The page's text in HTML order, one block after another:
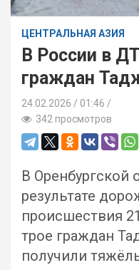
ЦЕНТРАЛЬНАЯ АЗИЯ
В России в
граждан
24.02.2026
01:46 /
342 просмотров
В Оренбургской
результате
происшествия
трое граждан
получили